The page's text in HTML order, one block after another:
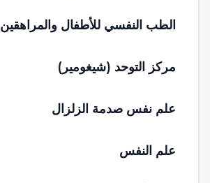
الطب النفسي للأطفال والمراهقين
مركز التوحد (شيغومير)
علم نفس صدمة الزلزال
علم النفس